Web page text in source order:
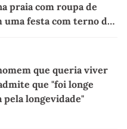
praia com roupa de
uma festa com terno de
que queria viver
que "foi longe
pela longevidade"